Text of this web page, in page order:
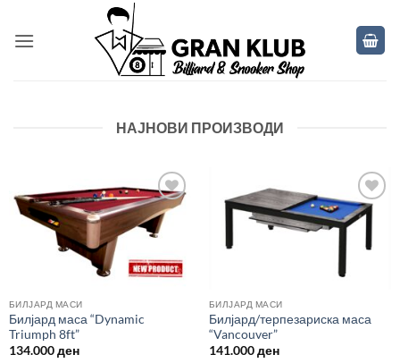
НАЈНОВИ ПРОИЗВОДИ
Во
желботека
БИЛЈАРД МАСИ
Билјард маса “Dynamic
Triumph 8ft”
134.000ден
Во
желботека
БИЛЈАРД МАСИ
Билјард/терпезариска маса
“Vancouver”
141.000ден